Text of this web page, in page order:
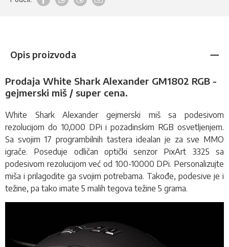
Opis proizvoda
Prodaja White Shark Alexander GM1802 RGB -
gejmerski miš / super cena.
White Shark Alexander gejmerski mišsa podesivom
rezolucijom do 10,000 DPi i pozadinskim RGB osvetljenjem.
Sa svojim 17 programbilnih tastera idealan je za sve MMO
igrače. Poseduje odličan optički senzor PixArt 3325 sa
podesivom rezolucijom već od 100-10000 DPi. Personalizujte
miša i prilagodite ga svojim potrebama. Takođe, podesive je i
težine, pa tako imate 5 malih tegova težine 5 grama.